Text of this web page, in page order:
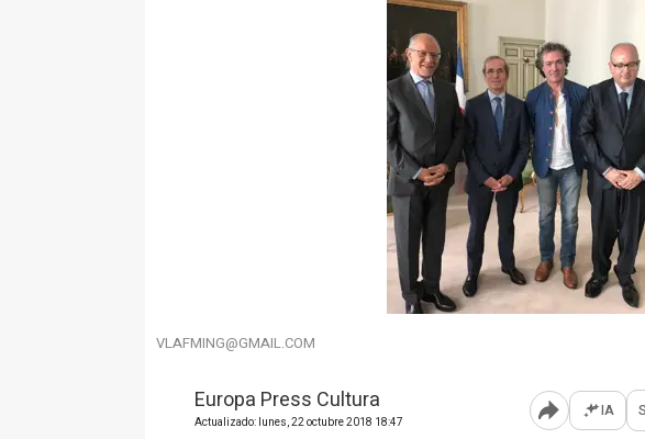
VLAFMING@GMAIL.COM
Europa Press Cultura
Actualizado: lunes, 22 octubre 2018 18:47 Abrir IA